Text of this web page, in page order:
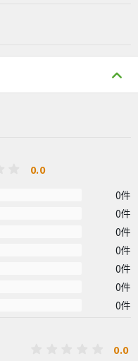
0.0
0件
0件
0件
0件
0件
0件
0件
0.0